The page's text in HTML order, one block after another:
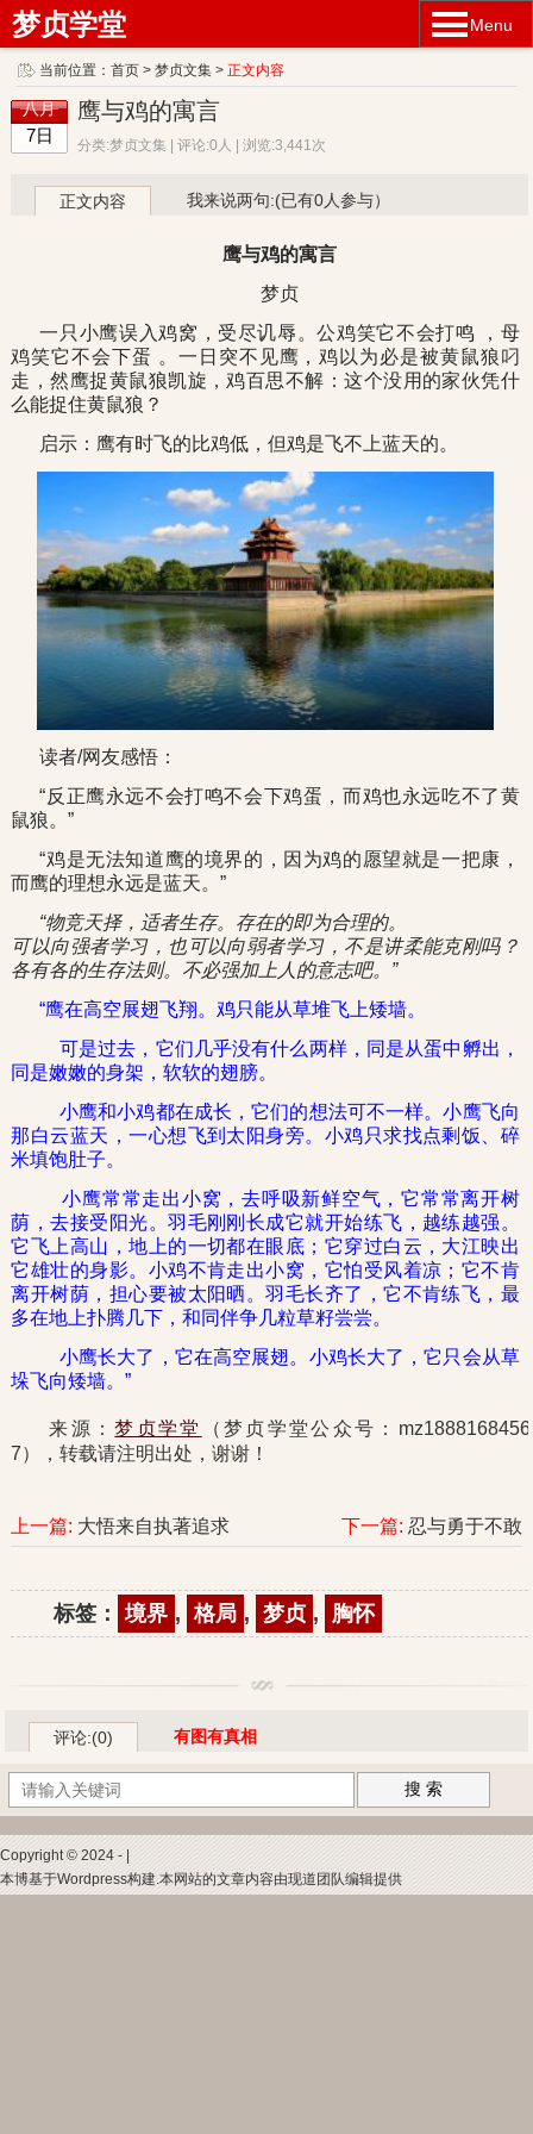
Menu
梦贞学堂
当前位置：首页 >梦贞文集 >正文内容
八月
7日
鹰与鸡的寓言
分类:梦贞文集 | 评论:0人 | 浏览:3,441次
正文内容 我来说两句:(已有0人参与）
鹰与鸡的寓言
梦贞
一只小鹰误入鸡窝，受尽讥辱。公鸡笑它不会打鸣 ，母
鸡笑它不会下蛋 。一日突不见鹰，鸡以为必是被黄鼠狼叼
走，然鹰捉黄鼠狼凯旋，鸡百思不解：这个没用的家伙凭什
么能捉住黄鼠狼？
启示：鹰有时飞的比鸡低，但鸡是飞不上蓝天的。
读者/网友感悟：
“反正鹰永远不会打鸣不会下鸡蛋，而鸡也永远吃不了黄
鼠狼。”
“鸡是无法知道鹰的境界的，因为鸡的愿望就是一把康，
而鹰的理想永远是蓝天。”
“物竞天择，适者生存。存在的即为合理的。
可以向强者学习，也可以向弱者学习，不是讲柔能克刚吗？
各有各的生存法则。不必强加上人的意志吧。”
“鹰在高空展翅飞翔。鸡只能从草堆飞上矮墙。
可是过去，它们几乎没有什么两样，同是从蛋中孵出，
同是嫩嫩的身架，软软的翅膀。
小鹰和小鸡都在成长，它们的想法可不一样。小鹰飞向
那白云蓝天，一心想飞到太阳身旁。小鸡只求找点剩饭、碎
米填饱肚子。
小鹰常常走出小窝，去呼吸新鲜空气，它常常离开树
荫，去接受阳光。羽毛刚刚长成它就开始练飞，越练越强。
它飞上高山，地上的一切都在眼底；它穿过白云，大江映出
它雄壮的身影。小鸡不肯走出小窝，它怕受风着凉；它不肯
离开树荫，担心要被太阳晒。羽毛长齐了，它不肯练飞，最
多在地上扑腾几下，和同伴争几粒草籽尝尝。
小鹰长大了，它在高空展翅。小鸡长大了，它只会从草
垛飞向矮墙。”
来源：梦贞学堂
（梦贞学堂公众号：mz1888168456
7），转载请注明出处，谢谢！
上一篇: 大悟来自执著追求 下一篇: 忍与勇于不敢
标签： 境界 , 格局 , 梦贞 , 胸怀
评论:(0) 有图有真相
搜 索
Copyright © 2024 - |
本博基于Wordpress构建.本网站的文章内容由现道团队编辑提供